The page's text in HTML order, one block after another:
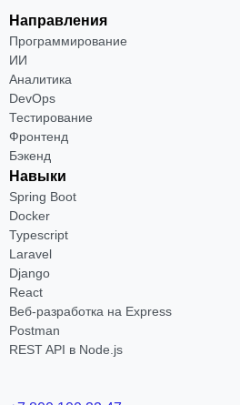
Направления
Программирование
ИИ
Аналитика
DevOps
Тестирование
Фронтенд
Бэкенд
Навыки
Spring Boot
Docker
Typescript
Laravel
Django
React
Веб-разработка на Express
Postman
REST API в Node.js